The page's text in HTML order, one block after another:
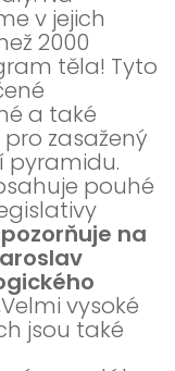
v jejich
2000
těla! Tyto
a také
zasažený
pyramidu.
pouhé
na
vysoké
jsou také